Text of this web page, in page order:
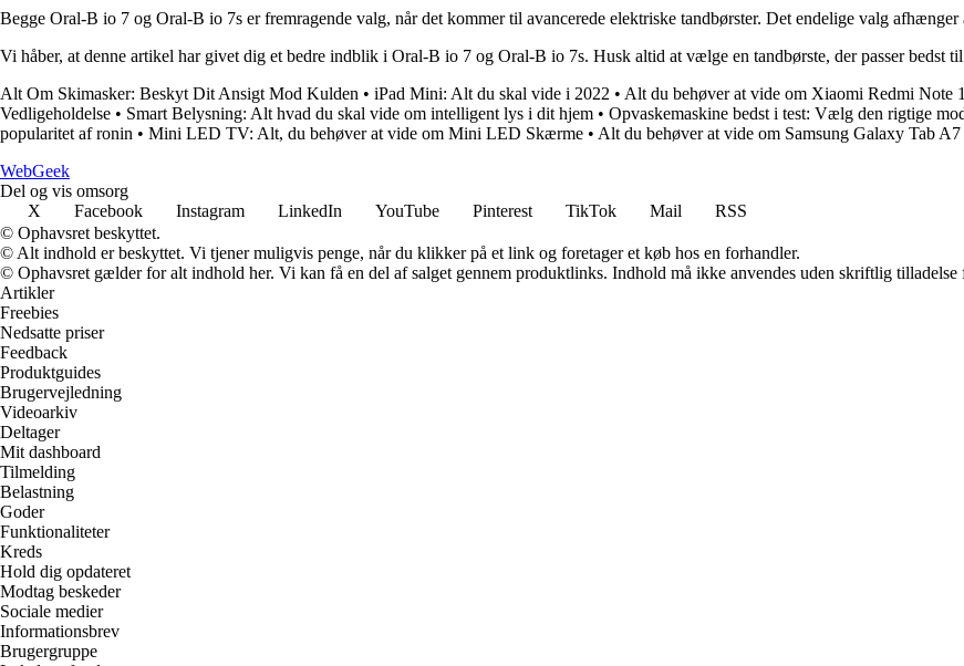
Begge Oral-B io 7 og Oral-B io 7s er fremragende valg, når det kommer til avancerede elektriske tandbørster. Det endelige valg
Vi håber, at denne artikel har givet dig et bedre indblik i Oral-B io 7 og Oral-B io 7s. Husk altid at vælge en tandbørste, der passer bedst
Alt Om Skimasker: Beskyt Dit Ansigt Mod Kulden • iPad Mini: Alt du skal vide i 2022 • Alt du behøver at vide om Xiaomi Redmi Note
Vedligeholdelse • Smart Belysning: Alt hvad du skal vide om intelligent lys i dit hjem • Opvaskemaskine bedst i test: Vælg den rigtige
popularitet af ronin • Mini LED TV: Alt, du behøver at vide om Mini LED Skærme • Alt du behøver at vide om Samsung Galaxy Tab A7
WebGeek
Del og vis omsorg
X
Facebook Instagram LinkedIn YouTube Pinterest TikTok Mail
RSS
© Ophavsret beskyttet.
© Alt indhold er beskyttet. Vi tjener muligvis penge, når du klikker på et link og foretager et køb hos en forhandler.
© Ophavsret gælder for alt indhold her. Vi kan få en del af salget gennem produktlinks. Indhold må ikke anvendes uden skriftlig tilladelse
Artikler
Freebies
Nedsatte priser
Feedback
Produktguides
Brugervejledning
Videoarkiv
Deltager
Mit dashboard
Tilmelding
Belastning
Goder
Funktionaliteter
Kreds
Hold dig opdateret
Modtag beskeder
Sociale medier
Informationsbrev
Brugergruppe